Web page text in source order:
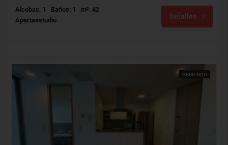
Alcobas: 1 Baños: 1
m²: 42
Apartaestudio
Detalles
ARRIENDO